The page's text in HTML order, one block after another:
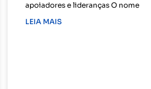
apoiadores e lideranças O nome
LEIA MAIS